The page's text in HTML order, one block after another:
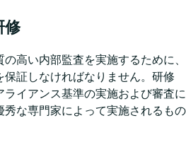
修
高い内部監査を実施するために、
証しなければなりません。研修
イアンス基準の実施および審査に
な専門家によって実施されるもの